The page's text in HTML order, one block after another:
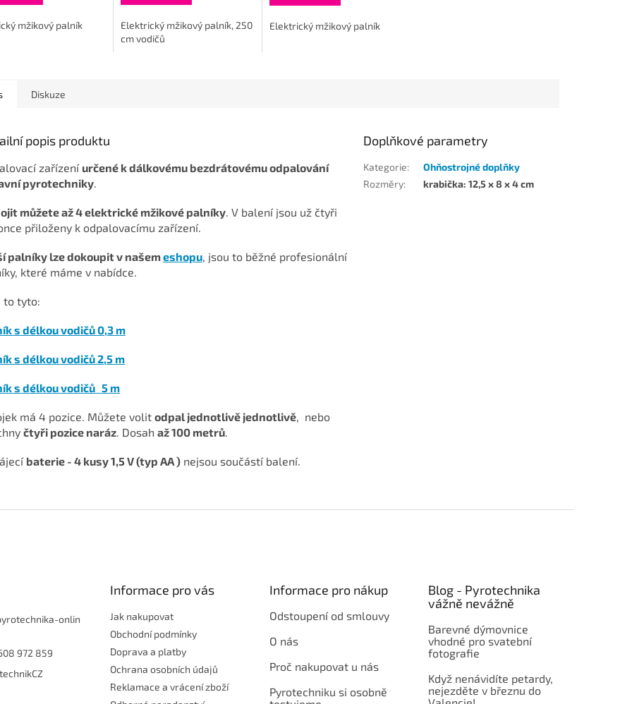
mžikový palník
Elektrický mžikový palník, 250
cm vodičů
Elektrický mžikový palník
Diskuze
popis produktu
zařízení určené k dálkovému bezdrátovému odpalování
pyrotechniky.
můžete až 4 elektrické mžikové palníky. V balení jsou už čtyři
přiloženy k odpalovacímu zařízení.
palníky lze dokoupit v našemeshopu, jsou to běžné profesionální
které máme v nabídce.
to tyto:
s délkou vodičů 0,3 m
s délkou vodičů 2,5 m
s délkou vodičů 5 m
má 4 pozice. Můžete volit odpal jednotlivě jednotlivě, nebo
čtyři pozice naráz. Dosah až 100 metrů.
baterie - 4 kusy 1,5 V (typ AA ) nejsou součástí balení.
Doplňkové parametry
Kategorie:
Ohňostrojné doplňky
Rozměry: krabička: 12,5 x 8 x 4 cm
onlin
972 859
Informace pro vás
Jak nakupovat
Obchodní podmínky
Doprava a platby
Ochrana osobních údajů
Reklamace a vrácení zboží
Informace pro nákup
Odstoupení od smlouvy
O nás
Proč nakupovat u nás
Pyrotechniku si osobně
Blog - Pyrotechnika
vážně nevážně
Barevné dýmovnice
vhodné pro svatební
fotografie
Když nenávidíte petardy,
nejezděte v březnu do